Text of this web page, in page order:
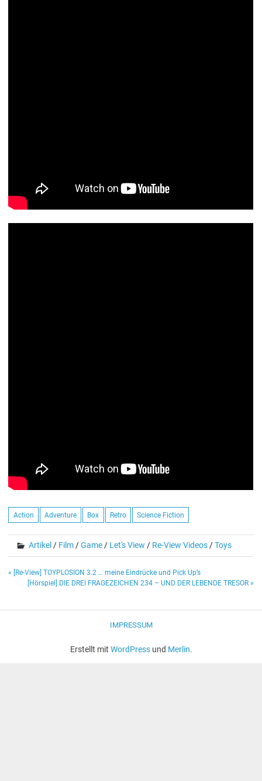
Action Adventure Box Retro Science Fiction
Artikel / Film/Game/ Let's View / Re-View Videos/Toys
Beitragsnavigation
« [Re-View] TOYPLOSION 3.2 … meine Eindrücke und Pick Up’s
[Hörspiel] DIE DREI FRAGEZEICHEN 234 – UND DER LEBENDE TRESOR »
IMPRESSUM
Erstellt mit WordPressund Merlin.